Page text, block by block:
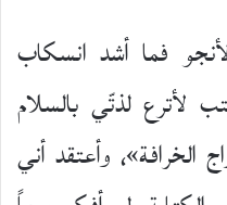
فما أشد انسكاب
لأترع لذتّي بالسلام
وأعتقد أني